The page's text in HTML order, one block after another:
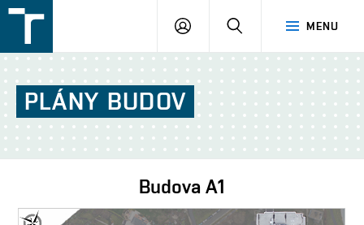
v
Brně
MENU
PŘIHLÁŠENÍ
PLÁNY BUDOV
Budova A1